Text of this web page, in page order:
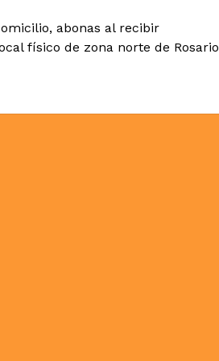
abonas al recibir
físico de zona norte de Rosario